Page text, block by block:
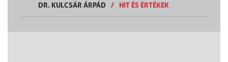
DR. KULCSÁR ÁRPÁD
/ HIT ÉS ÉRTÉKEK